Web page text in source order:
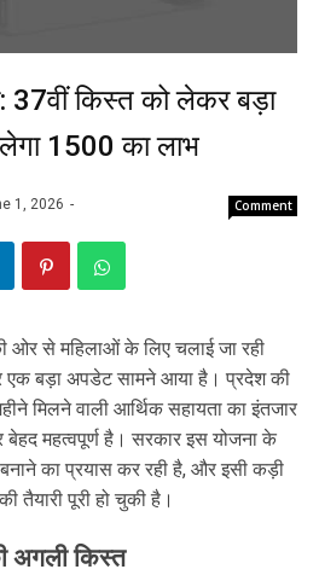
37वीं किस्त को लेकर बड़ा
₹1500 का लाभ
1, 2026 Comment
ओर से महिलाओं के लिए चलाई जा रही
एक बड़ा अपडेट सामने आया है। प्रदेश की
मिलने वाली आर्थिक सहायता का इंतजार
महत्वपूर्ण है। सरकार इस योजना के
का प्रयास कर रही है, और इसी कड़ी
तैयारी पूरी हो चुकी है।
अगली किस्त